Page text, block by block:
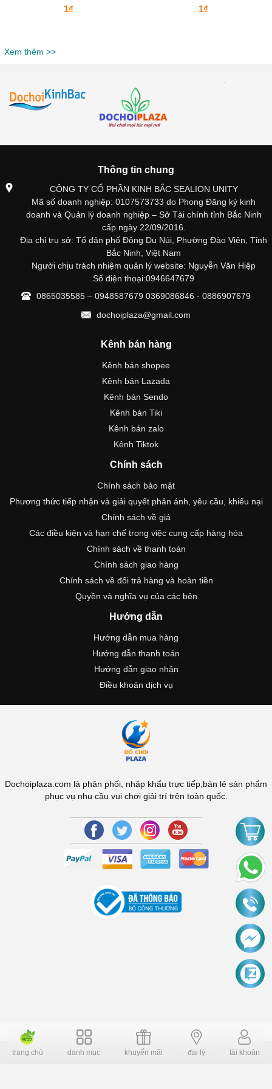
1₫ 1₫
Xem thêm >>
Thông tin chung
CÔNG TY CỔ PHẦN KINH BẮC SEALION UNITY
Mã số doanh nghiệp: 0107573733 do Phong Đăng ký kinh
doanh và Quản lý doanh nghiệp – Sở Tài chính tỉnh Bắc Ninh
cấp ngày 22/09/2016.
Địa chỉ trụ sở: Tổ dân phố Đông Du Núi, Phường Đào Viên, Tỉnh
Bắc Ninh, Việt Nam
Người chịu trách nhiệm quản lý website: Nguyễn Văn Hiệp
Số điện thoại:0946647679
0865035585 – 0948587679 0369086846 - 0886907679
dochoiplaza@gmail.com
Kênh bán hàng
Kênh bán shopee
Kênh bán Lazada
Kênh bán Sendo
Kênh bán Tiki
Kênh bán zalo
Kênh Tiktok
Chính sách
Chính sách bảo mật
Phương thức tiếp nhận và giải quyết phản ánh, yêu cầu, khiếu nại
Chính sách về giá
Các điều kiện và hạn chế trong việc cung cấp hàng hóa
Chính sách về thanh toán
Chính sách giao hàng
Chính sách về đổi trả hàng và hoàn tiền
Quyền và nghĩa vụ của các bên
Hướng dẫn
Hướng dẫn mua hàng
Hướng dẫn thanh toán
Hướng dẫn giao nhận
Điều khoản dịch vụ
Dochoiplaza.com là phân phối, nhập khẩu trực tiếp,bán lẻ sản phẩm
phục vụ nhu cầu vui chơi giải trí trên toàn quốc.
Copyright © 2006 Dochoiplaza.com Alright reversed. Designed
trang chủ danh mục khuyến mãi đại lý tài khoản